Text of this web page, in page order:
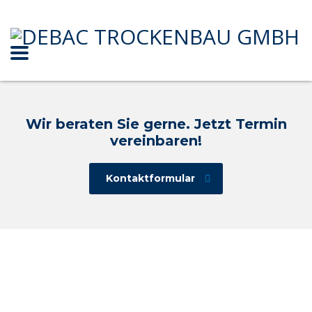
Wir beraten Sie gerne. Jetzt Termin
vereinbaren!
Kontaktformular